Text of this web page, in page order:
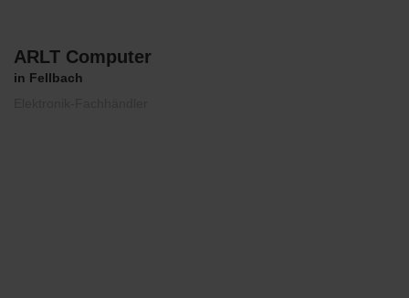
ARLT Computer
in Fellbach